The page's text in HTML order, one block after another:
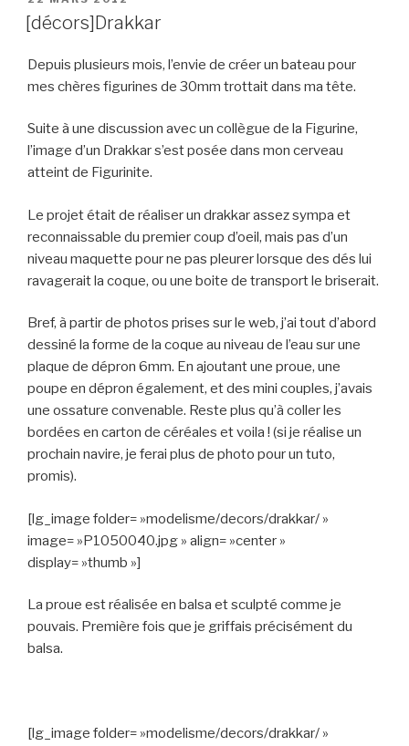
LE
[décors]Drakkar
Depuis plusieurs mois, l’envie de créer un bateau pour
mes chères figurines de 30mm trottait dans ma tête.
Suite à une discussion avec un collègue de la Figurine,
l’image d’un Drakkar s’est posée dans mon cerveau
atteint de Figurinite.
Le projet était de réaliser un drakkar assez sympa et
reconnaissable du premier coup d’oeil, mais pas d’un
niveau maquette pour ne pas pleurer lorsque des dés lui
ravagerait la coque, ou une boite de transport le briserait.
Bref, à partir de photos prises sur le web, j’ai tout d’abord
dessiné la forme de la coque au niveau de l’eau sur une
plaque de dépron 6mm. En ajoutant une proue, une
poupe en dépron également, et des mini couples, j’avais
une ossature convenable. Reste plus qu’à coller les
bordées en carton de céréales et voila ! (si je réalise un
prochain navire, je ferai plus de photo pour un tuto,
promis).
[lg_image folder= »modelisme/decors/drakkar/ »
image= »P1050040.jpg » align= »center »
display= »thumb »]
La proue est réalisée en balsa et sculpté comme je
pouvais. Première fois que je griffais précisément du
balsa.
[lg_image folder= »modelisme/decors/drakkar/ »